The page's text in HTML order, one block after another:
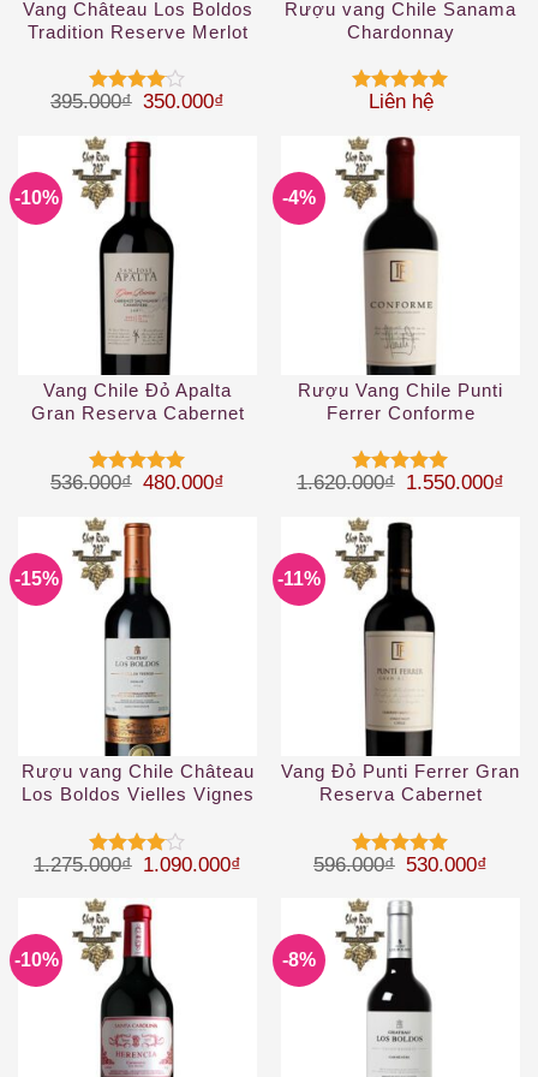
Vang Château Los Boldos
Tradition Reserve Merlot
Được
45 sao
395.000₫ Giá gốc là: 395.000₫.
350.000₫ Giá hiện tại là: 350.000₫.
Rượu vang Chile Sanama
Chardonnay
Được xếp
sao
Liên hệ
-10%
Vang Chile Đỏ Apalta
Gran Reserva Cabernet
Được xếp
sao
536.000₫ Giá gốc là: 536.000₫.
480.000₫ Giá hiện tại là: 480.000₫.
-4%
Rượu Vang Chile Punti
Ferrer Conforme
Được xếp
sao
1.620.000₫ Giá gốc là:
1.550.000₫
-15%
Rượu vang Chile Château
Los Boldos Vielles Vignes
Được
45 sao
1.275.000₫ Giá gốc là: 1.275.000₫.
1.090.000₫ Giá hiện tại là: 1.090.000₫.
-11%
Vang Đỏ Punti Ferrer Gran
Reserva Cabernet
Được xếp
sao
596.000₫ Giá gốc là:
530.000₫
-10% -8%